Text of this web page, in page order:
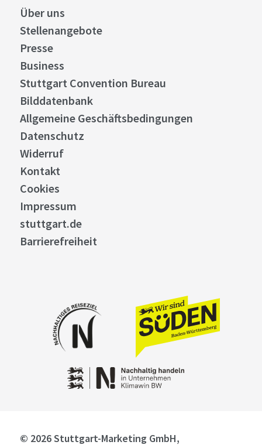
Über uns
Stellenangebote
Presse
Business
Stuttgart Convention Bureau
Bilddatenbank
Allgemeine Geschäftsbedingungen
Datenschutz
Widerruf
Kontakt
Cookies
Impressum
stuttgart.de
Barrierefreiheit
© 2026 Stuttgart-Marketing GmbH,